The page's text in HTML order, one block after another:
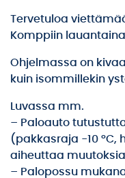
Tervetuloa
Komppiin lauantaina
Ohjelmassa on
kuin isommillekin
Luvassa mm.
– Paloauto
(pakkasraja -10 °C,
aiheuttaa
– Palopossu